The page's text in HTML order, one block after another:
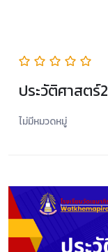
ประวัติศาสตร์2
ไม่มีหมวดหมู่